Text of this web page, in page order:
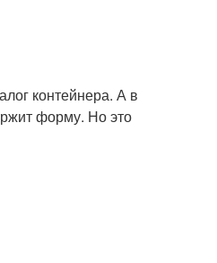
контейнера. А в
форму. Но это